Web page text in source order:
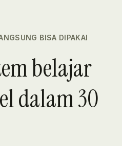
BISA DIPAKAI
belajar
dalam 30